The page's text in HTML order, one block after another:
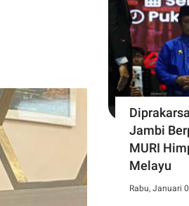
Jambi
MURI
Melayu
Rabu, Januari